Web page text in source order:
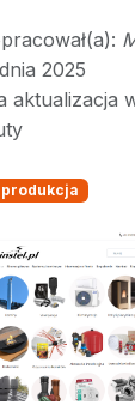
2025
aktualizacja
produkcja